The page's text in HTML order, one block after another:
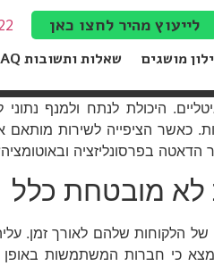
לייעוץ מהיר לחצו כאן
מושגים שאלות ותשובות FAQ
כאשר הציפייה לשירות מותאם
בפרסונליזציה
לא מובטחת כלל
של הלקוחות שלהם לאורך זמן.